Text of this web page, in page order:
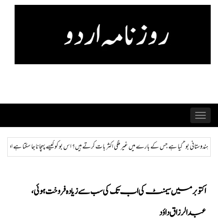
Skip
Toggle
navigation
بات کرتے ہیں؟ اس بو کو کیسے پہچانا جا سکتا ہے اور ختم کیا جا سکتا ہے؟ ہمراز: پاکستان
اکتوبر میں سیمنٹ کی اب تک کی سب سے زیادہ فروخت ہوئی،
عبدالرزاق داؤد